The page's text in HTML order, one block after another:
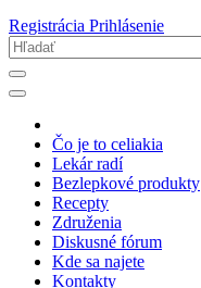
Registrácia Prihlásenie
Čo je to celiakia
Lekár radí
Bezlepkové produkty
Recepty
Združenia
Diskusné fórum
Kde sa najete
Kontakty